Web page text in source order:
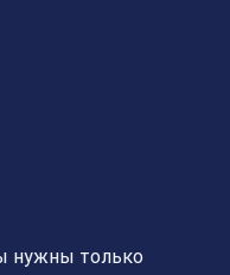
нужны только